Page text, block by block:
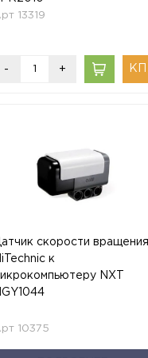
13319
- +
скорости вращения
к
NXT
10375